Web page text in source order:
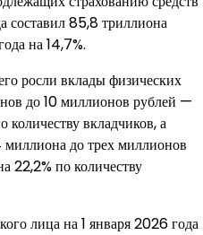
составил 85,8 триллиона
на 14,7%.
росли вклады физических
до 10 миллионов рублей —
вкладчиков, а
миллиона до трех миллионов
22,2% по количеству
лица на 1 января 2026 года